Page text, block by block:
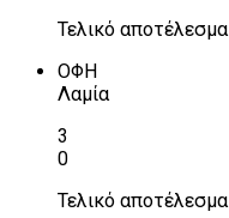
Τελικό αποτέλεσμα
ΟΦΗ
Λαμία
3
0
Τελικό αποτέλεσμα